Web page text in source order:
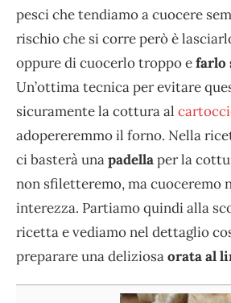
pesci che tendiamo a cuocere
rischio che si corre però è
oppure di cuocerlo troppo efarlo
Un’ottima tecnica per evitare
sicuramente la cottura al
adopereremmo il forno. Nella
ci basterà unapadellaper la
non sfiletteremo, ma cuoceremo
interezza. Partiamo quindi alla
ricetta e vediamo nel dettaglio
preparare una deliziosaorata al